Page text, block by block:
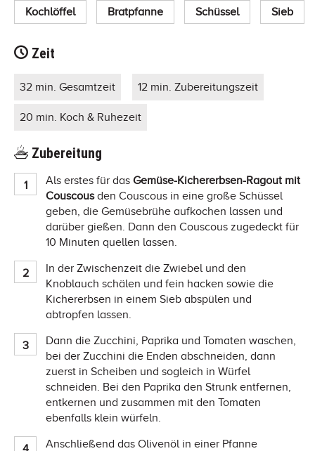
Kochlöffel Bratpfanne Schüssel Sieb
Zeit
32 min. Gesamtzeit 12 min. Zubereitungszeit
20 min. Koch & Ruhezeit
Zubereitung
Als erstes für das Gemüse-Kichererbsen-Ragout mit
Couscousden Couscous in eine große Schüssel
geben, die Gemüsebrühe aufkochen lassen und
darüber gießen. Dann den Couscous zugedeckt für
10 Minuten quellen lassen.
In der Zwischenzeit die Zwiebel und den
Knoblauch schälen und fein hacken sowie die
Kichererbsen in einem Sieb abspülen und
abtropfen lassen.
Dann die Zucchini, Paprika und Tomaten waschen,
bei der Zucchini die Enden abschneiden, dann
zuerst in Scheiben und sogleich in Würfel
schneiden. Bei den Paprika den Strunk entfernen,
entkernen und zusammen mit den Tomaten
ebenfalls klein würfeln.
Anschließend das Olivenöl in einer Pfanne